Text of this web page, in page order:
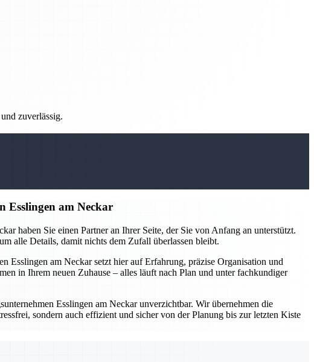
zuverlässig.
Esslingen am Neckar
haben Sie einen Partner an Ihrer Seite, der Sie von Anfang an unterstützt.
alle Details, damit nichts dem Zufall überlassen bleibt.
Esslingen am Neckar setzt hier auf Erfahrung, präzise Organisation und
in Ihrem neuen Zuhause – alles läuft nach Plan und unter fachkundiger
Esslingen am Neckar unverzichtbar. Wir übernehmen die
sondern auch effizient und sicher von der Planung bis zur letzten Kiste